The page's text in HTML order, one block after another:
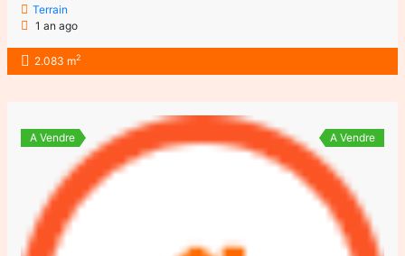
Terrain
1 an ago
2.083 m2
A Vendre A Vendre